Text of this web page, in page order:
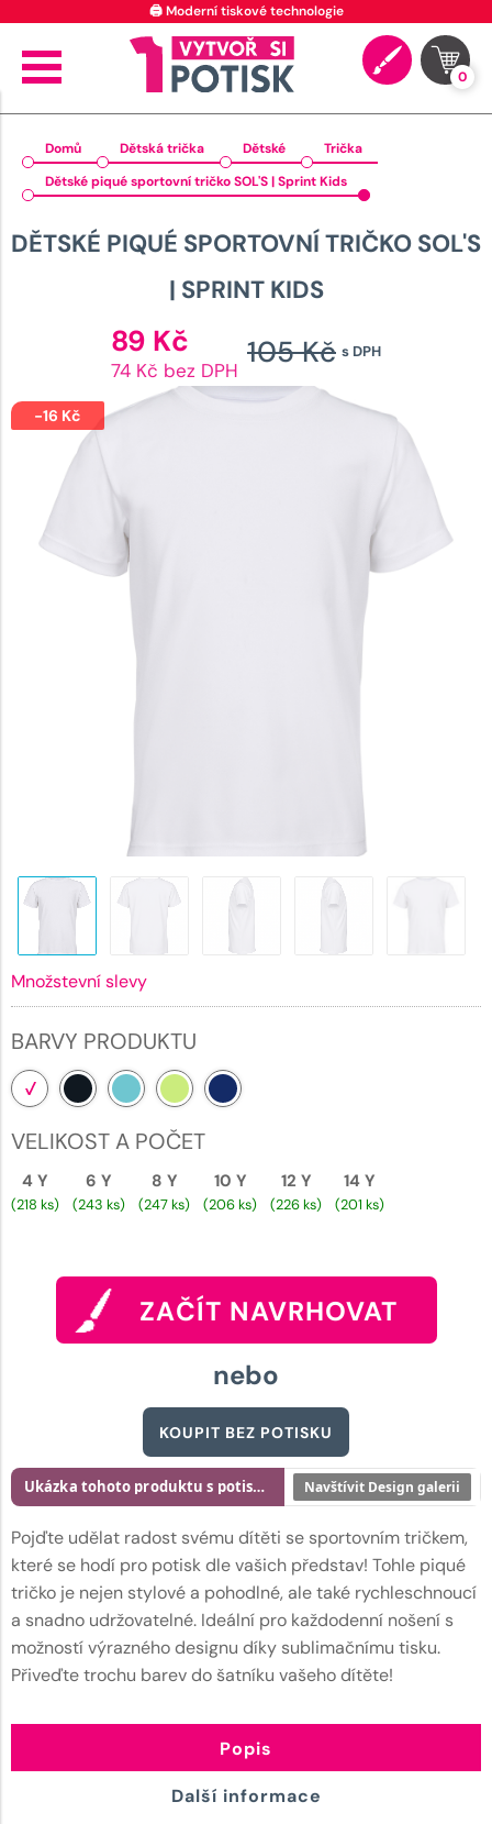
🖨️ Moderní tiskové technologie
0
Domů Dětská trička Dětské
Trička
Dětské piqué sportovní tričko SOL'S | Sprint Kids
DĚTSKÉ PIQUÉ SPORTOVNÍ TRIČKO SOL'S
| SPRINT KIDS
s DPH
105Kč
cena
byla:
105 Kč.
89 Kč cena
je:
74 Kč bez DPH
-16 Kč
Množstevní slevy
BARVY PRODUKTU
VELIKOST A POČET
4 Y
(218 ks)
6 Y
(243 ks)
8 Y
(247 ks)
10 Y
(206 ks)
12 Y
(226 ks)
14 Y
(201 ks)
ZAČÍT NAVRHOVAT
nebo
KOUPIT BEZ POTISKU
Pojďte udělat radost svému dítěti se sportovním tričkem,
které se hodí pro potisk dle vašich představ! Tohle piqué
tričko je nejen stylové a pohodlné, ale také rychleschnoucí
a snadno udržovatelné. Ideální pro každodenní nošení s
možností výrazného designu díky sublimačnímu tisku.
Přiveďte trochu barev do šatníku vašeho dítěte!
Ukázka tohoto produktu s potiskem Navštívit Design galerii
Popis
Další informace